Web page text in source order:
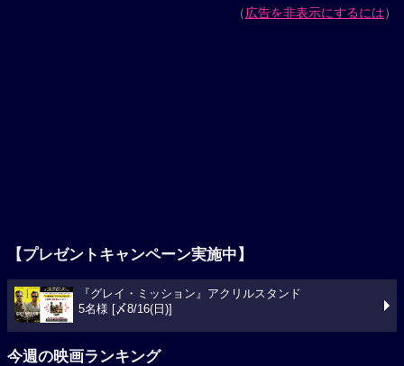
（広告を非表示にするには）
【プレゼントキャンペーン実施中】
『グレイ・ミッション』アクリルスタンド
5名様 [〆8/16(日)]
今週の映画ランキング